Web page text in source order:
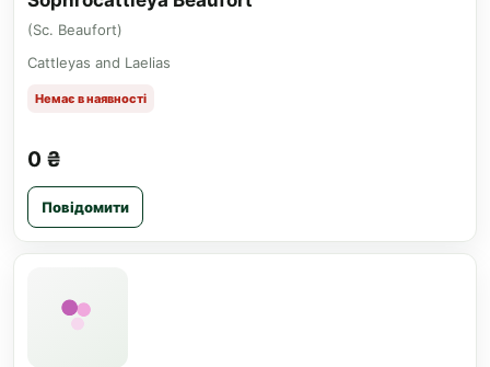
(Sc. Beaufort)
Cattleyas and Laelias
Немає в наявності
0 ₴
Повідомити